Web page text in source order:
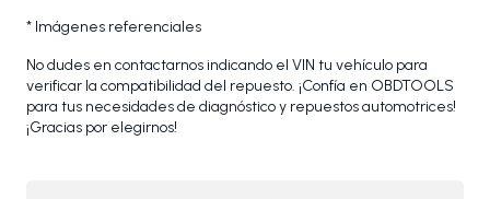
* Imágenes referenciales
No dudes en contactarnos indicando el VIN tu vehículo para
verificar la compatibilidad del repuesto. ¡Confía en OBDTOOLS
para tus necesidades de diagnóstico y repuestos automotrices!
¡Gracias por elegirnos!